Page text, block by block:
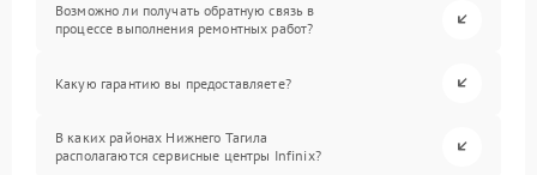
Возможно ли получать обратную связь в
процессе выполнения ремонтных работ?
Какую гарантию вы предоставляете?
В каких районах Нижнего Тагила
располагаются сервисные центры Infinix?